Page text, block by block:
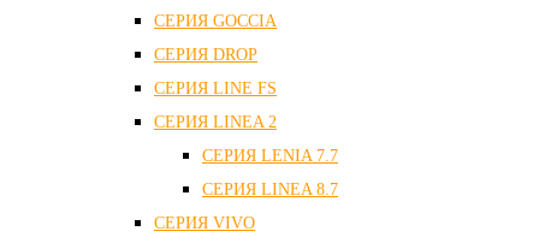
СЕРИЯ GOCCIA
СЕРИЯ DROP
СЕРИЯ LINE FS
СЕРИЯ LINEA 2
СЕРИЯ LENIA 7.7
СЕРИЯ LINEA 8.7
СЕРИЯ VIVO